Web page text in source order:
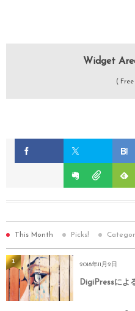
Widget
(
This Month Picks!
2018年11月2日
DigiPressによ
1